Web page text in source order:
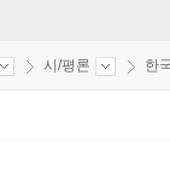
시/평론 한